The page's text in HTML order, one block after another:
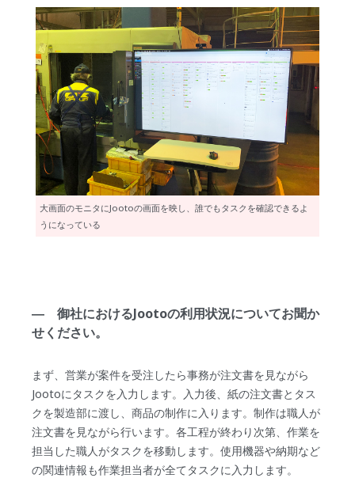
大画面のモニタにJootoの画面を映し、誰でもタスクを確認できるよ
うになっている
― 御社におけるJootoの利用状況についてお聞か
せください。
まず、営業が案件を受注したら事務が注文書を見ながら
Jootoにタスクを入力します。入力後、紙の注文書とタス
クを製造部に渡し、商品の制作に入ります。制作は職人が
注文書を見ながら行います。各工程が終わり次第、作業を
担当した職人がタスクを移動します。使用機器や納期など
の関連情報も作業担当者が全てタスクに入力します。